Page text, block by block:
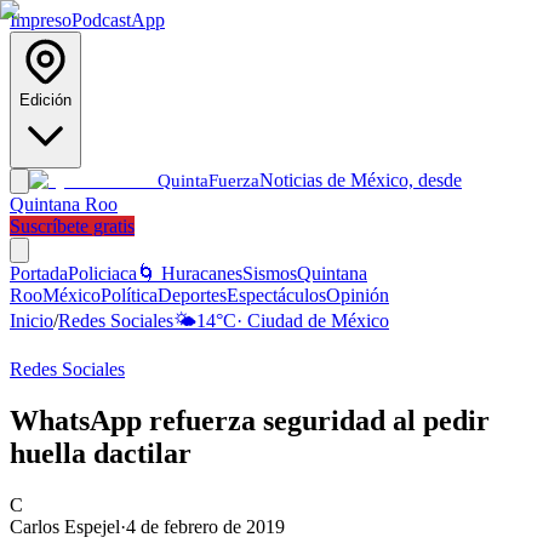
ImpresoPodcastApp
Edición
QuintaFuerzaNoticias de México, desde
Quintana Roo
Suscríbete gratis
PortadaPoliciaca 🌀 HuracanesSismosQuintana
RooMéxicoPolíticaDeportesEspectáculosOpinión
Inicio/Redes Sociales🌤️14°C· Ciudad de México
Redes Sociales
WhatsApp refuerza seguridad al pedir
huella dactilar
C
Carlos Espejel·4 de febrero de 2019